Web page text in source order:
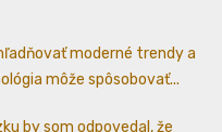
moderné trendy a
môže spôsobovať...
by som odpovedal, že